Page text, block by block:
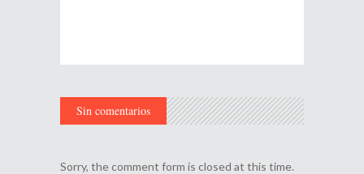
Sin comentarios
Sorry, the comment form is closed at this time.